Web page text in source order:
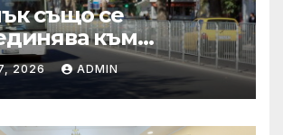
също се
към
на Стара
Европейска
на културата през
2026 ADMIN